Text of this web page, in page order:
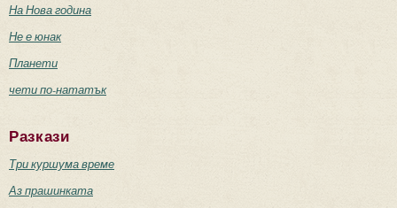
На Нова година
Не е юнак
Планети
чети по-нататък
Разкази
Три куршума време
Аз прашинката